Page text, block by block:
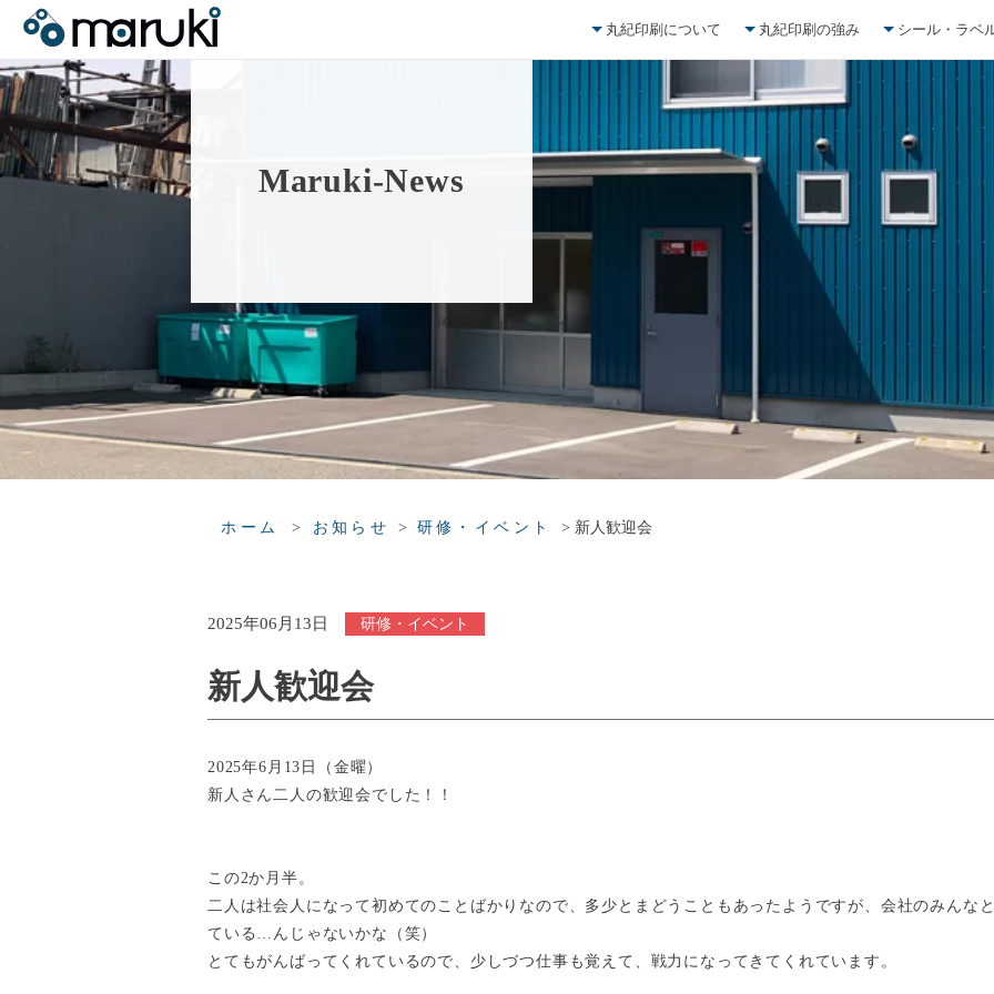
丸紀印刷について 丸紀印刷の強み シール・ラベ
Maruki-News
ホーム > お知らせ > 研修・イベント > 新人歓迎会
2025年06月13日 研修・イベント
新人歓迎会
2025年6月13日（金曜）
新人さん二人の歓迎会でした！！
この2か月半。
二人は社会人になって初めてのことばかりなので、多少とまどうこともあったようですが、会社のみんな
ている…んじゃないかな（笑）
とてもがんばってくれているので、少しづつ仕事も覚えて、戦力になってきてくれています。